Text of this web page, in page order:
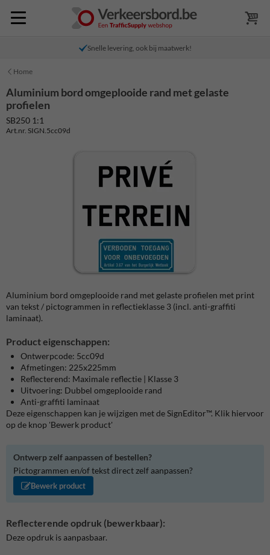
Snelle levering, ook bij maatwerk!
Home
Aluminium bord omgeplooide rand met gelaste
profielen
SB250 1:1
Art.nr. SIGN.5cc09d
Aluminium bord omgeplooide rand met gelaste profielen met print
van tekst / pictogrammen in reflectieklasse 3 (incl. anti-graffiti
laminaat).
Product eigenschappen:
Ontwerpcode: 5cc09d
Afmetingen: 225x225mm
Reflecterend: Maximale reflectie | Klasse 3
Uitvoering: Dubbel omgeplooide rand
Anti-graffiti laminaat
Deze eigenschappen kan je wijzigen met de SignEditor™. Klik hiervoor
op de knop 'Bewerk product'
Ontwerp zelf aanpassen of bestellen?
Pictogrammen en/of tekst direct zelf aanpassen?
Bewerk product
Reflecterende opdruk (bewerkbaar):
Deze opdruk is aanpasbaar.